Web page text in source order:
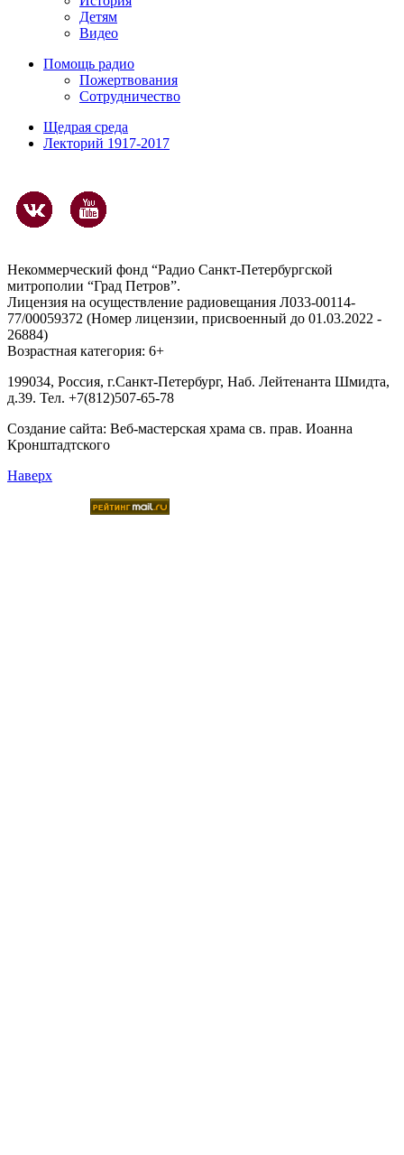
Детям
Видео
Помощь радио
Пожертвования
Сотрудничество
Щедрая среда
Лекторий 1917-2017
Некоммерческий фонд “Радио Санкт-Петербургской
митрополии “Град Петров”.
Лицензия на осуществление радиовещания Л033-00114-
77/00059372 (Номер лицензии, присвоенный до 01.03.2022 -
26884)
Возрастная категория: 6+
199034, Россия, г.Санкт-Петербург, Наб. Лейтенанта Шмидта,
д.39. Тел. +7(812)507-65-78
Создание сайта: Веб-мастерская храма св. прав. Иоанна
Кронштадтского
Наверх